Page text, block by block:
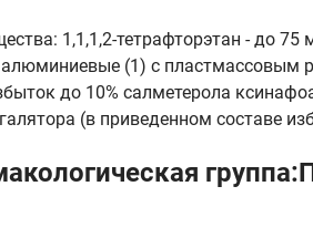
1,1,1,2-тетрафторэтан - до 75
(1) с пластмассовым
до 10% салметерола
(в приведенном составе